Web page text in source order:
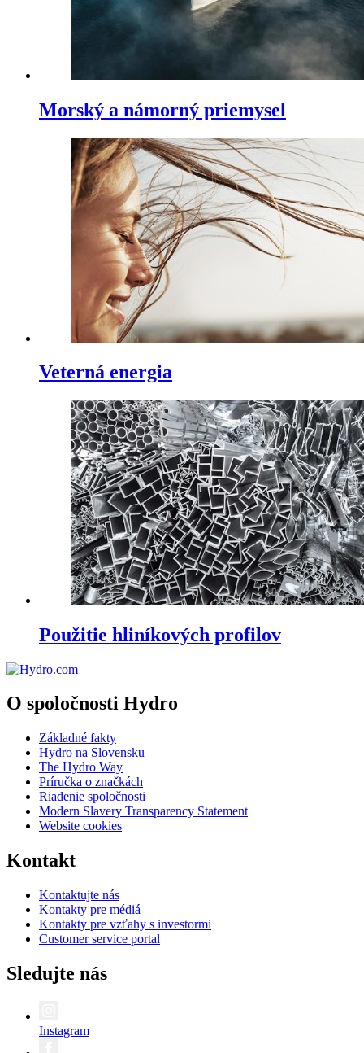
Morský a námorný priemysel
Veterná energia
Použitie hliníkových profilov
O spoločnosti Hydro
Základné fakty
Hydro na Slovensku
The Hydro Way
Príručka o značkách
Riadenie spoločnosti
Modern Slavery Transparency Statement
Website cookies
Kontakt
Kontaktujte nás
Kontakty pre médiá
Kontakty pre vzťahy s investormi
Customer service portal
Sledujte nás
Instagram